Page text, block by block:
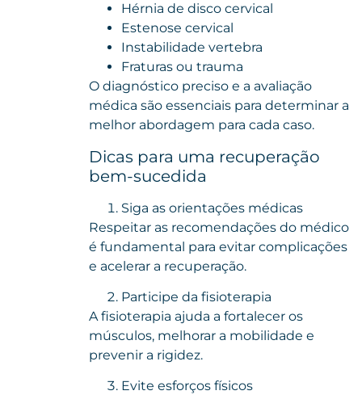
Hérnia de disco cervical
Estenose cervical
Instabilidade vertebra
Fraturas ou trauma
O diagnóstico preciso e a avaliação
médica são essenciais para determinar a
melhor abordagem para cada caso.
Dicas para uma recuperação
bem-sucedida
Siga as orientações médicas
Respeitar as recomendações do médico
é fundamental para evitar complicações
e acelerar a recuperação.
Participe da fisioterapia
A fisioterapia ajuda a fortalecer os
músculos, melhorar a mobilidade e
prevenir a rigidez.
Evite esforços físicos